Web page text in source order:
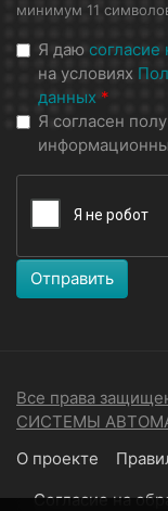
минимум 11
Я даю
на условиях
данных *
Я согласен
Отправить
Все права
СИСТЕМЫ
О проекте
Согласие на